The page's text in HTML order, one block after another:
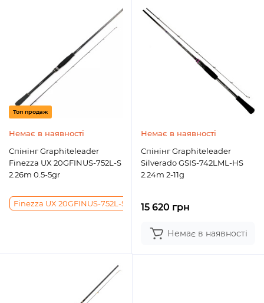
Топ продаж
Немає в наявності
Спінінг Graphiteleader
Finezza UX 20GFINUS-752L-S
2.26m 0.5-5gr
Finezza UX 20GFINUS-752L-S 2.26m 0.5-5gr
Немає в наявності
Спінінг Graphiteleader
Silverado GSIS-742LML-HS
2.24m 2-11g
15 620 грн
Немає в наявності